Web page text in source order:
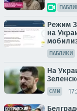
Режим
на
ПАБЛИКИ
На
СМИ